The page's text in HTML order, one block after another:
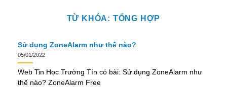
TỪ KHÓA: TỔNG HỢP
Sử dụng ZoneAlarm như thế nào?
05/01/2022
Web Tin Học Trường Tín có bài: Sử dụng ZoneAlarm như
thế nào? ZoneAlarm Free